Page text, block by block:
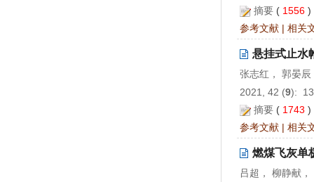
摘要 ( 1556
参考文献 | 相关
悬挂式止水
张志红， 郭晏
2021, 42 (9):
摘要 ( 1743
参考文献 | 相关
燃煤飞灰单
吕超， 柳静献